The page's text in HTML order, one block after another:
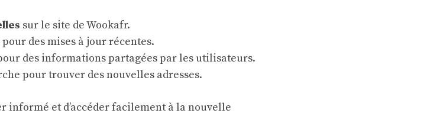
sur le site de Wookafr.
pour des mises à jour récentes.
des informations partagées par les utilisateurs.
pour trouver des nouvelles adresses.
informé et d’accéder facilement à la nouvelle